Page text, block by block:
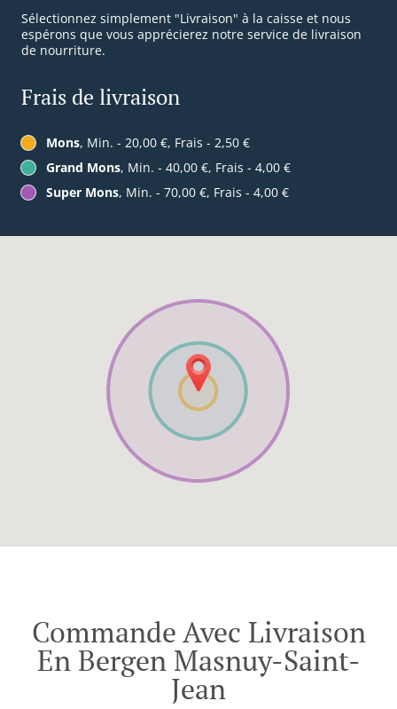
Sélectionnez simplement "Livraison" à la caisse et nous
espérons que vous apprécierez notre service de livraison
de nourriture.
Frais de livraison
Mons, Min. - 20,00 €, Frais - 2,50 €
Grand Mons, Min. - 40,00 €, Frais - 4,00 €
Super Mons, Min. - 70,00 €, Frais - 4,00 €
Commande Avec Livraison
En Bergen Masnuy-Saint-
Jean